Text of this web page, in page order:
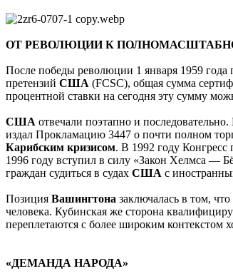
ОТ РЕВОЛЮЦИИ К
После победы революции 1 января 1959 года
претензий США (FCSC), общая сумма
процентной ставки на сегодня эту сумму
США отвечали поэтапно и
издал Прокламацию 3447 о почти полном
Карибским кризисом. В 1992 году Конгресс
1996 году вступил в силу «Закон Хелмса —
граждан судиться в судах США с
Позиция Вашингтона заключалась в том,
человека. Кубинская же сторона
переплетаются с более широким контекстом
«ДЕМАНДА НАРОДА»